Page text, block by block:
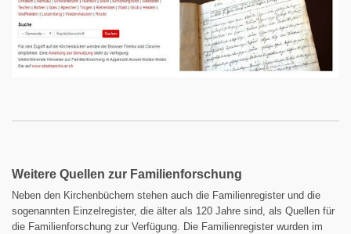
Weitere Quellen zur Familienforschung
Neben den Kirchenbüchern stehen auch die Familienregister und die
sogenannten Einzelregister, die älter als 120 Jahre sind, als Quellen für
die Familienforschung zur Verfügung. Die Familienregister wurden im